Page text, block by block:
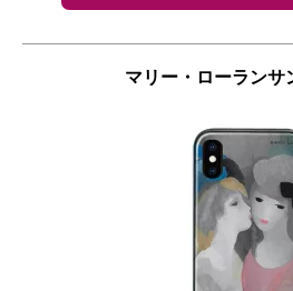
マリー・ローランサ